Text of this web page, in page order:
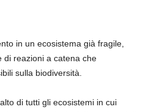
in un ecosistema già fragile,
di reazioni a catena che
sulla biodiversità.
di tutti gli ecosistemi in cui